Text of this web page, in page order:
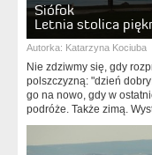
Siófok
Letnia stolica
Autorka: Katarzyna Kociuba
Nie zdziwmy się, gdy
polszczyzną: "dzień
go na nowo, gdy w
podróże. Także zimą.